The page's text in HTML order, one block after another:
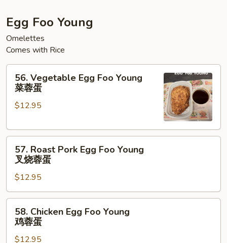
楼
炒
面
Egg Foo Young
Omelettes
Comes with Rice
56.
Vegetable
Egg
Foo
菜
56. Vegetable Egg Foo Young
菜蓉蛋
$12.95
57.
Roast
Pork
Egg
Foo
Young
57. Roast Pork Egg Foo Young
叉烧蓉蛋
$12.95
58.
Chicken
Egg
Foo
58. Chicken Egg Foo Young
鸡蓉蛋
$12.95